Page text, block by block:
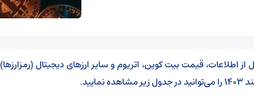
از اطلاعات، قیمت بیت کوین، اتریوم و سایر ارزهای دیجیتال (رمزارزها)